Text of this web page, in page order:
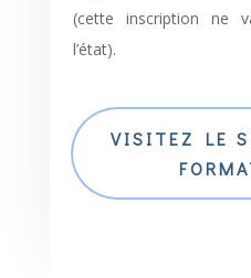
(cette inscription ne
l’état).
VISITEZ LE